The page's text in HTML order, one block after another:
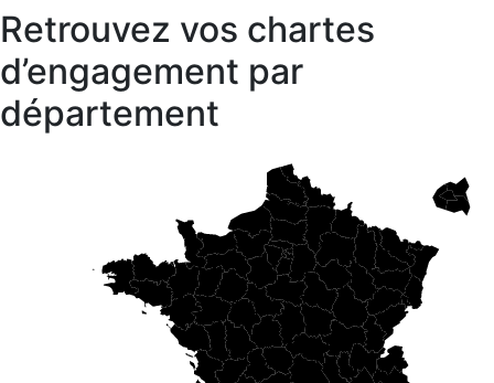
Retrouvez vos chartes
d’engagement par
département